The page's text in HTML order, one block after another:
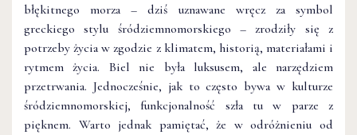
błękitnego morza – dziś uznawane wręcz za symbol
greckiego stylu śródziemnomorskiego – zrodziły się z
potrzeby życia w zgodzie z klimatem, historią, materiałami i
rytmem życia. Biel nie była luksusem, ale narzędziem
przetrwania. Jednocześnie, jak to często bywa w kulturze
śródziemnomorskiej, funkcjonalność szła tu w parze z
pięknem. Warto jednak pamiętać, że w odróżnieniu od